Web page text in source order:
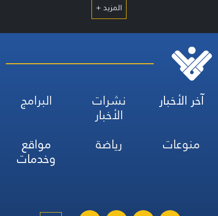
المزيد +
آخر الأخبار نشرات
الأخبار
البرامج
منوعات
رياضة مواقع
وخدمات